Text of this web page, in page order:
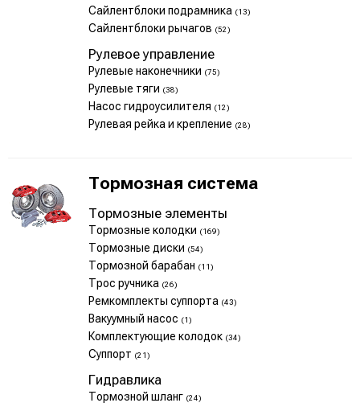
Сайлентблоки подрамника (13)
Сайлентблоки рычагов (52)
Рулевое управление
Рулевые наконечники (75)
Рулевые тяги (38)
Насос гидроусилителя (12)
Рулевая рейка и крепление (28)
Тормозная система
Тормозные элементы
Тормозные колодки (169)
Тормозные диски (54)
Тормозной барабан (11)
Трос ручника (26)
Ремкомплекты суппорта (43)
Вакуумный насос (1)
Комплектующие колодок (34)
Суппорт (21)
Гидравлика
Тормозной шланг (24)